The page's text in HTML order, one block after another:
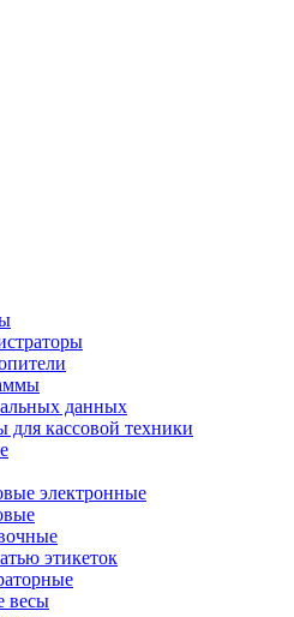
данных
для кассовой техники
электронные
этикеток
весы